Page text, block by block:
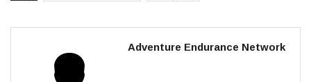
Adventure Endurance Network